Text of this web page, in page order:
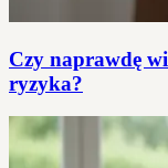
Czy naprawdę
ryzyka?